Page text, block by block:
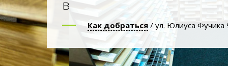
в
Как добраться / ул. Юлиуса Фучика